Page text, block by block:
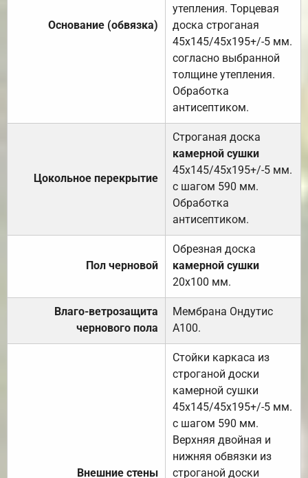
Основание (обвязка)
утепления. Торцевая
доска строганая
45х145/45х195+/-5 мм.
согласно выбранной
толщине утепления.
Обработка
антисептиком.
Цокольное перекрытие
Строганая доска
камерной сушки
45х145/45х195+/-5 мм.
с шагом 590 мм.
Обработка
антисептиком.
Пол черновой
Обрезная доска
камерной сушки
20х100 мм.
Влаго-ветрозащита
чернового пола
Мембрана Ондутис
А100.
Внешние стены
Стойки каркаса из
строганой доски
камерной сушки
45х145/45х195+/-5 мм.
с шагом 590 мм.
Верхняя двойная и
нижняя обвязки из
строганой доски